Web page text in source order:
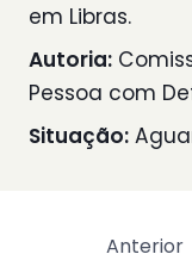
em Libras.
Autoria:
Pessoa com
Situação:
Anterior